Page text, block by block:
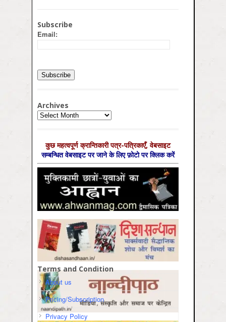
Subscribe
Email:
Archives
Archives
कुछ महत्‍वपूर्ण क्रान्तिकारी पत्र-पत्रिकाएँ, वेबसाइट
सम्‍बन्धित वेबसाइट पर जाने के लिए फ़ोटो पर क्लिक करें
Terms and Condition
About us
Pricing/Subscription
Privacy Policy